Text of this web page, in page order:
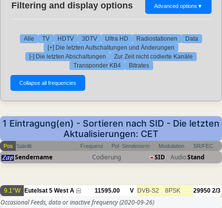
Filtering and display options Advanced options ▼
Alle TV HDTV 3DTV Ultra HD Radiostationen
Data
[+] Die letzten Aufschaltungen und Änderungen
[-] Die letzten Abschaltungen
Zur Zeit nicht codierte Kanäle
Transponder KB4
Bitrates
1 Eintragung(en) - Sortieren nach SID - Die letzten
Aktualisierungen: CET
Pos Satellit Frequenz Pol Sendenorm Modulation SR/FEC
Sendername Codierung SID AudioStand
9.1°W Eutelsat 5 West A 11595.00 V DVB-S2 8PSK 29950 2/3
Occasional Feeds, data or inactive frequency(2020-09-26)